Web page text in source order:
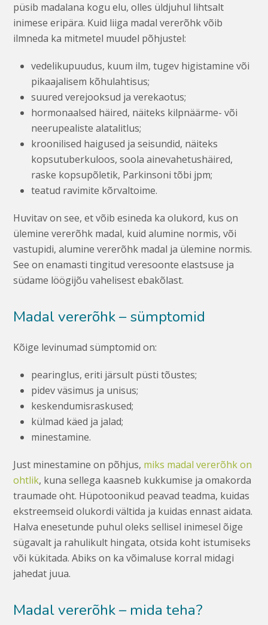
püsib madalana kogu elu, olles üldjuhul lihtsalt
inimese eripära. Kuid liiga madal vererõhk võib
ilmneda ka mitmetel muudel põhjustel:
vedelikupuudus, kuum ilm, tugev higistamine või
pikaajalisem kõhulahtisus;
suured verejooksud ja verekaotus;
hormonaalsed häired, näiteks kilpnäärme- või
neerupealiste alatalitlus;
kroonilised haigused ja seisundid, näiteks
kopsutuberkuloos, soola ainevahetushäired,
raske kopsupõletik, Parkinsoni tõbi jpm;
teatud ravimite kõrvaltoime.
Huvitav on see, et võib esineda ka olukord, kus on
ülemine vererõhk madal, kuid alumine normis, või
vastupidi, alumine vererõhk madal ja ülemine normis.
See on enamasti tingitud veresoonte elastsuse ja
südame löögijõu vahelisest ebakõlast.
Madal vererõhk – sümptomid
Kõige levinumad sümptomid on:
pearinglus, eriti järsult püsti tõustes;
pidev väsimus ja unisus;
keskendumisraskused;
külmad käed ja jalad;
minestamine.
Just minestamine on põhjus, miks madal vererõhk on
ohtlik, kuna sellega kaasneb kukkumise ja omakorda
traumade oht. Hüpotoonikud peavad teadma, kuidas
ekstreemseid olukordi vältida ja kuidas ennast aidata.
Halva enesetunde puhul oleks sellisel inimesel õige
sügavalt ja rahulikult hingata, otsida koht istumiseks
või kükitada. Abiks on ka võimaluse korral midagi
jahedat juua.
Madal vererõhk – mida teha?